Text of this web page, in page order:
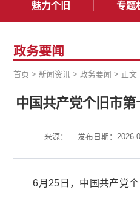
魅力个旧 专题
政务要闻
首页 >新闻资讯 >政务要闻 > 正文
中国共产党个旧市
来源： 发布日期：2026-
6月25日，中国共产党